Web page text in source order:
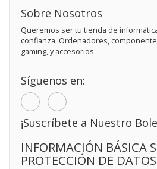
Sobre Nosotros
Queremos ser tu tienda de
confianza. Ordenadores,
gaming, y accesorios
Síguenos en:
¡Suscríbete a Nuestro
INFORMACIÓN BÁSICA
PROTECCIÓN DE DATOS